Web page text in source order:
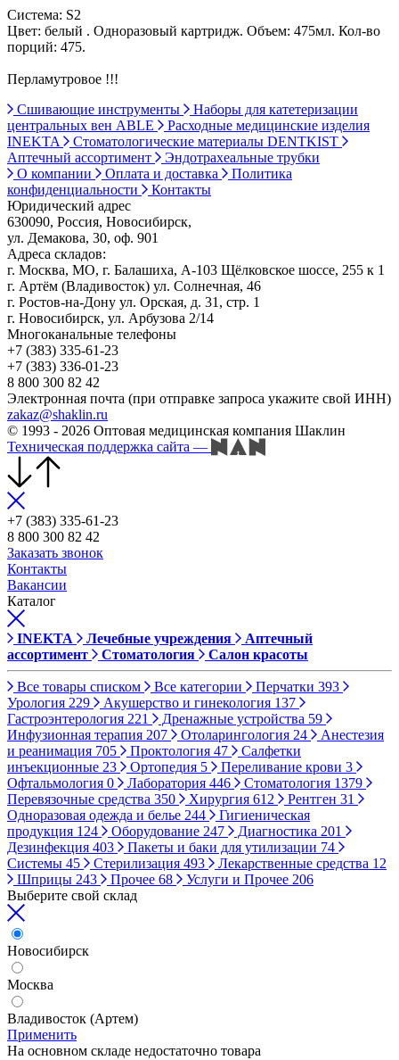
Система: S2
Цвет: белый . Одноразовый картридж. Объем: 475мл. Кол-во
порций: 475.
Перламутровое !!!
Сшивающие инструменты
Наборы для катетеризации
центральных вен ABLE
Расходные медицинские изделия
INEKTA
Стоматологические материалы DENTKIST
Аптечный ассортимент
Эндотрахеальные трубки
О компании
Оплата и доставка
Политика
конфиденциальности
Контакты
Юридический адрес
630090, Россия, Новосибирск,
ул. Демакова, 30, оф. 901
Адреса складов:
г. Москва, МО, г. Балашиха, А-103 Щёлковское шоссе, 255 к 1
г. Артём (Владивосток) ул. Солнечная, 46
г. Ростов-на-Дону ул. Орская, д. 31, стр. 1
г. Новосибирск, ул. Арбузова 2/14
Многоканальные телефоны
+7 (383) 335-61-23
+7 (383) 336-01-23
8 800 300 82 42
Электронная почта (при отправке запроса укажите свой ИНН)
zakaz@shaklin.ru
© 1993 - 2026 Оптовая медицинская компания Шаклин
Техническая поддержка сайта —
+7 (383) 335-61-23
8 800 300 82 42
Заказать звонок
Контакты
Вакансии
Каталог
INEKTA Лечебные учреждения
Аптечный
ассортимент
Стоматология Салон красоты
Все товары списком Все категории Перчатки 393
Урология 229 Акушерство и гинекология 137
Гастроэнтерология 221 Дренажные устройства 59
Инфузионная терапия 207 Отоларингология 24
Анестезия
и реанимация 705 Проктология 47
Салфетки
инъекционные 23 Ортопедия 5 Переливание крови 3
Офтальмология 0 Лаборатория 446 Стоматология 1379
Перевязочные средства 350 Хирургия 612 Рентген 31
Одноразовая одежда и белье 244
Гигиеническая
продукция 124 Оборудование 247 Диагностика 201
Дезинфекция 403 Пакеты и баки для утилизации 74
Системы 45 Стерилизация 493 Лекарственные средства 12
Шприцы 243 Прочее 68 Услуги и Прочее 206
Выберите свой склад
Новосибирск
Москва
Владивосток (Артем)
Применить
На основном складе недостаточно товара